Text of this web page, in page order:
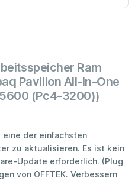
Ram
Pavilion All-In-One
(Pc4-3200))
eine der einfachsten
zu aktualisieren. Es ist kein
Update erforderlich. (Plug
von OFFTEK. Verbessern